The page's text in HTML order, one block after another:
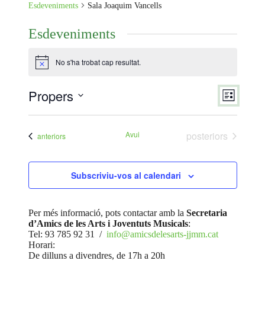
Esdeveniments Sala Joaquim Vancells
Esdeveniments
Avís No s'ha trobat cap resultat.
Vistes
dede
Llista
Propers
data.Esdeveniments
anteriors Avui Esdeveniments
posteriors
Subscriviu-vos al calendari
Per més informació, pots contactar amb la Secretaria
d’Amics de les Arts i Joventuts Musicals:
Tel: 93 785 92 31 / info@amicsdelesarts-jjmm.cat
Horari:
De dilluns a divendres, de 17h a 20h